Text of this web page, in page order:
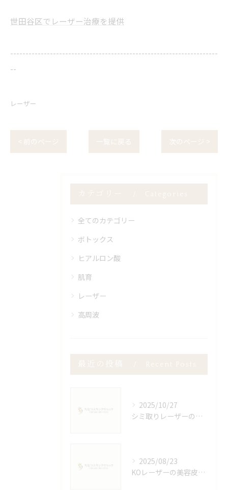
世田谷区でレーザー治療を提供
--------------------------------------------------------------------
--
レーザー
全てのカテゴリー
ボトックス
ヒアルロン酸
肌育
レーザー
高周波
2025/10/27
シミ取りレーザーのダウンタイム徹底解説
2025/08/23
KOレーザーの美容皮膚科での効果